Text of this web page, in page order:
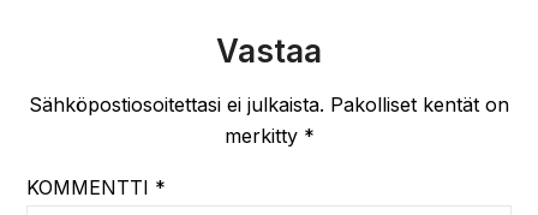
Vastaa
Sähköpostiosoitettasi ei julkaista. Pakolliset kentät on
merkitty *
KOMMENTTI *